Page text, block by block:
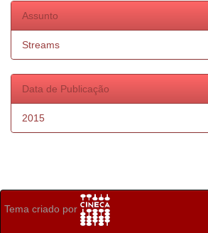
Assunto
Streams
Data de Publicação
2015
Tema criado por